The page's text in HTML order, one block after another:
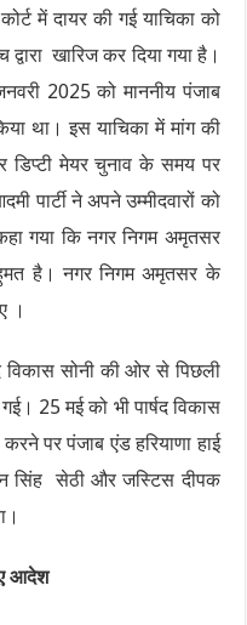
में दायर की गई याचिका को
खारिज कर दिया गया है।
2025 को माननीय पंजाब
था। इस याचिका में मांग की
डिप्टी मेयर चुनाव के समय पर
पार्टी ने अपने उम्मीदवारों को
गया कि नगर निगम अमृतसर
है। नगर निगम अमृतसर के
।
विकास सोनी की ओर से पिछली
25 मई को भी पार्षद विकास
पर पंजाब एंड हरियाणा हाई
सिंह सेठी और जस्टिस दीपक
आदेश